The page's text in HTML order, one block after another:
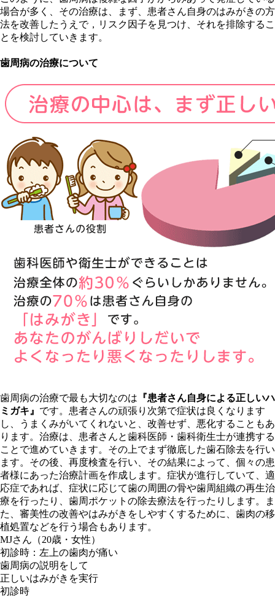
場合が多く、その治療は、まず、患者さん自身のはみがきの方
法を改善したうえで， リスク因子を見つけ、それを排除するこ
とを検討していきます。
歯周病の治療について
歯周病の治療で最も大切なのは 『患者さん自身による正しいハ
ミガキ』 です。患者さんの頑張り次第で症状は良くなります
し、うまくみがいてくれないと、改善せず、悪化することもあ
ります。治療は、患者さんと歯科医師・歯科衛生士が連携する
ことで進めていきます。その上でまず徹底した歯石除去を行い
ます。その後、再度検査を行い、その結果によって、個々の患
者様にあった治療計画を作成します。症状が進行していて、適
応症であれば、症状に応じて歯の周囲の骨や歯周組織の再生治
療を行ったり、歯周ポケットの除去療法を行ったりします。ま
た、審美性の改善やはみがきをしやすくするために、 歯肉の移
植処置などを行う場合もあります。
MJさん（20歳・女性）
初診時：左上の歯肉が痛い
歯周病の説明をして
正しいはみがきを実行
初診時